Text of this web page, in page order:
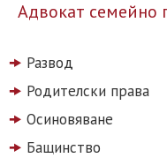
Адвокат семейно
Развод
Родителски права
Осиновяване
Бащинство